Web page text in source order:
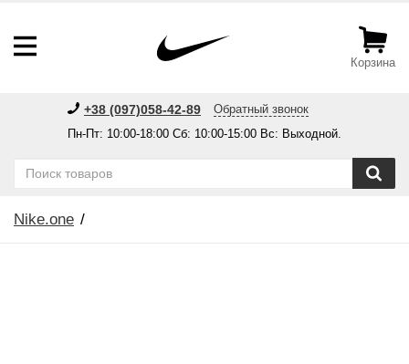
Корзина
+38 (097)058-42-89
Обратный звонок
Пн-Пт: 10:00-18:00 Сб: 10:00-15:00 Вс: Выходной.
Nike.one